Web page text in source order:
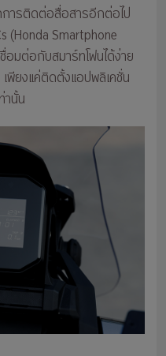
การติดต่อสื่อสารอีกต่อไป
(Honda Smartphone
อมต่อกับสมาร์ทโฟนได้ง่าย
พียงแค่ติดตั้งแอปพลิเคชั่น
านั้น